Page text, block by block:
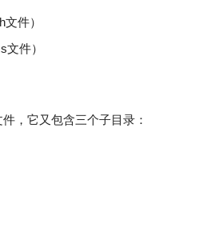
件）
件）
，它又包含三个子目录：